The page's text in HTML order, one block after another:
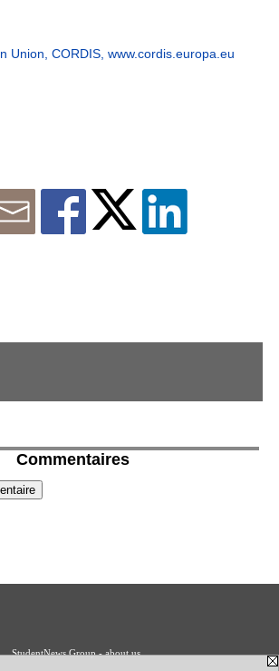
Union, CORDIS, www.cordis.europa.eu
Commentaires
StudentNews Group - about us